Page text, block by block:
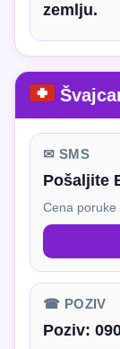
zemlju.
✉ SMS
Pošaljite
Cena poruke
☎ POZIV
Poziv: